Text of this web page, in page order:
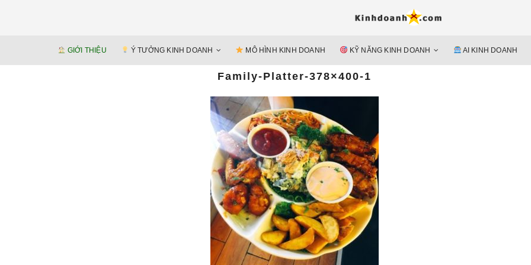
GIỚI THIỆU Ý TƯỞNG KINH DOANH MÔ HÌNH KINH DOANH KỸ NĂNG KINH DOANH AI KINH DOANH
Family-Platter-378×400-1